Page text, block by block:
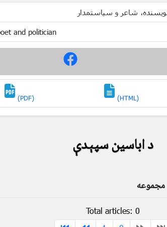
شاعر و سیاستمدار
and politician
(PDF) (HTML)
د اباسین سپېدې
مجموعه
Total articles: 0